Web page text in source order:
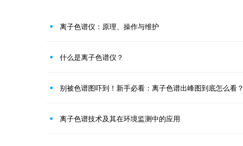
离子色谱仪：原理、操作与维护
什么是离子色谱仪？
别被色谱图吓到！新手必看：离子色谱出峰图到底怎么看？
离子色谱技术及其在环境监测中的应用